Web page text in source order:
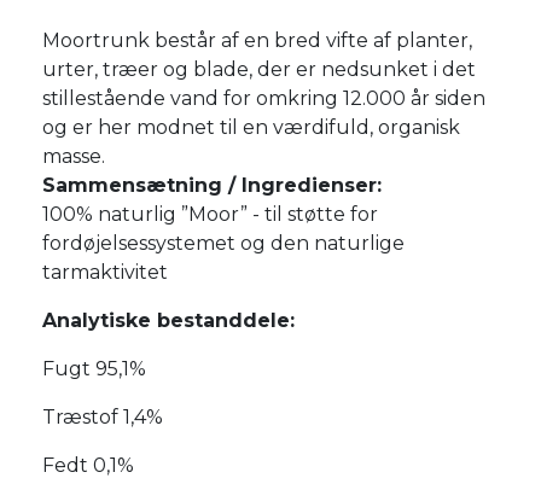
Moortrunk består af en bred vifte af planter,
urter, træer og blade, der er nedsunket i det
stillestående vand for omkring 12.000 år siden
og er her modnet til en værdifuld, organisk
masse.
Sammensætning / Ingredienser:
100% naturlig ”Moor” - til støtte for
fordøjelsessystemet og den naturlige
tarmaktivitet
Analytiske bestanddele:
Fugt 95,1%
Træstof 1,4%
Fedt 0,1%